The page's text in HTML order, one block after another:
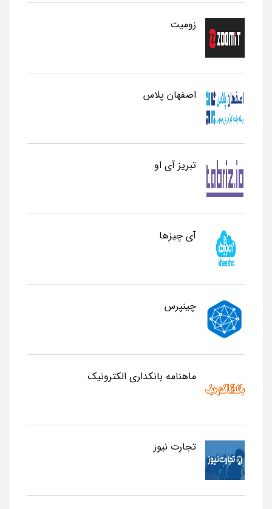
زومیت
اصفهان پلاس
تبریز آی او
آی چیزها
چینپرس
ماهنامه بانکداری الکترونیک
تجارت نیوز